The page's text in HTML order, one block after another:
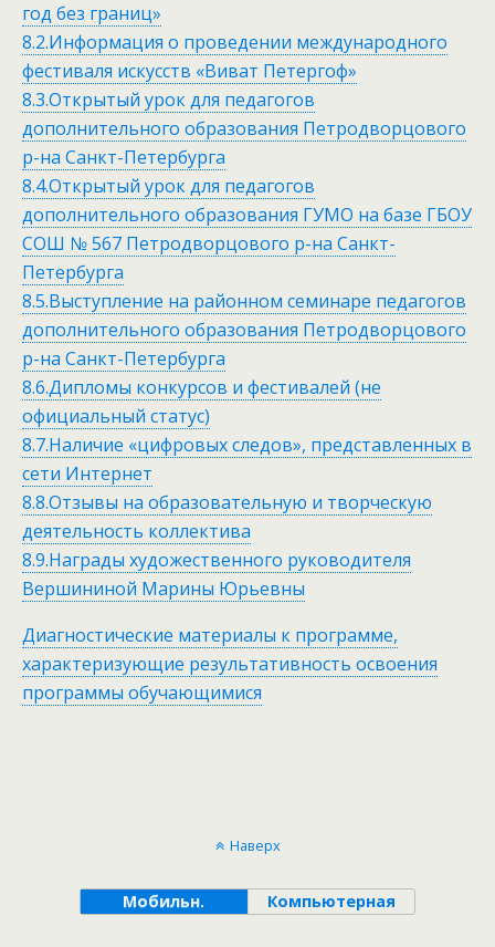
год без границ»
8.2.Информация о проведении международного
фестиваля искусств «Виват Петергоф»
8.3.Открытый урок для педагогов
дополнительного образования Петродворцового
р-на Санкт-Петербурга
8.4.Открытый урок для педагогов
дополнительного образования ГУМО на базе ГБОУ
СОШ № 567 Петродворцового р-на Санкт-
Петербурга
8.5.Выступление на районном семинаре педагогов
дополнительного образования Петродворцового
р-на Санкт-Петербурга
8.6.Дипломы конкурсов и фестивалей (не
официальный статус)
8.7.Наличие «цифровых следов», представленных в
сети Интернет
8.8.Отзывы на образовательную и творческую
деятельность коллектива
8.9.Награды художественного руководителя
Вершининой Марины Юрьевны
Диагностические материалы к программе,
характеризующие результативность освоения
программы обучающимися
Наверх
Мобильн. Компьютерная